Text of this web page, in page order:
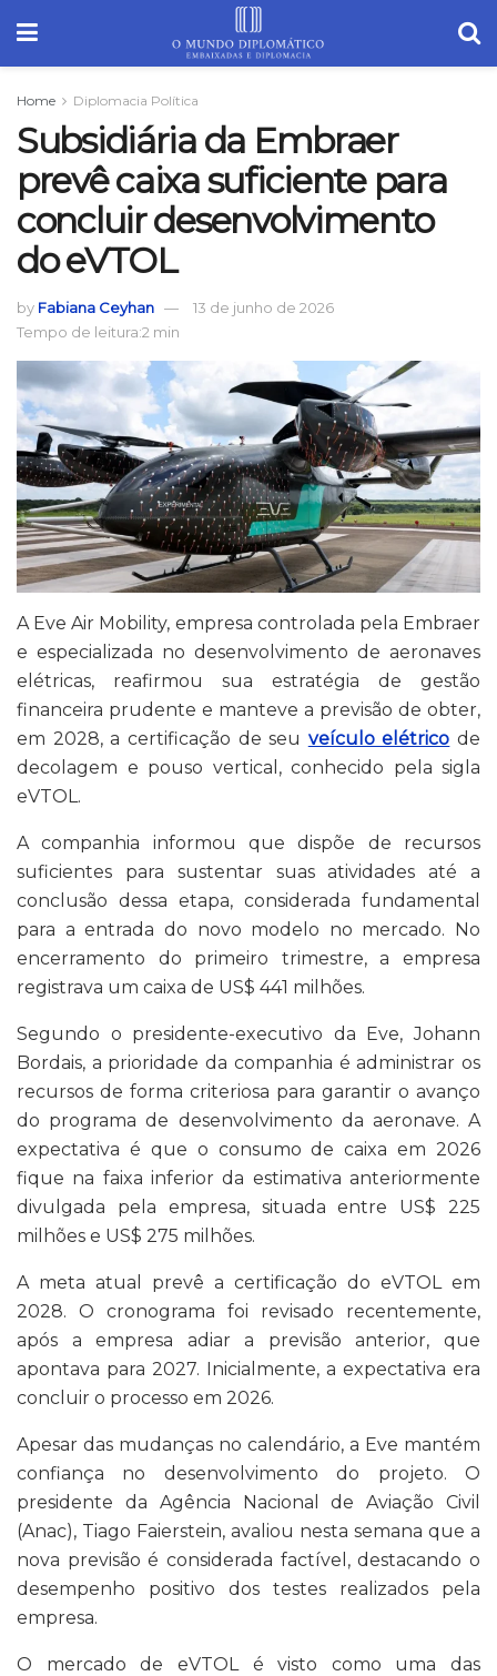
Home Diplomacia Política
Subsidiária da Embraer
prevê caixa suficiente para
concluir desenvolvimento
do eVTOL
by Fabiana Ceyhan
13 de junho de 2026
Tempo de leitura:2 min
A Eve Air Mobility, empresa controlada pela Embraer
e especializada no desenvolvimento de aeronaves
elétricas, reafirmou sua estratégia de gestão
financeira prudente e manteve a previsão de obter,
em 2028, a certificação de seu veículo elétrico de
decolagem e pouso vertical, conhecido pela sigla
eVTOL.
A companhia informou que dispõe de recursos
suficientes para sustentar suas atividades até a
conclusão dessa etapa, considerada fundamental
para a entrada do novo modelo no mercado. No
encerramento do primeiro trimestre, a empresa
registrava um caixa de US$ 441 milhões.
Segundo o presidente-executivo da Eve, Johann
Bordais, a prioridade da companhia é administrar os
recursos de forma criteriosa para garantir o avanço
do programa de desenvolvimento da aeronave. A
expectativa é que o consumo de caixa em 2026
fique na faixa inferior da estimativa anteriormente
divulgada pela empresa, situada entre US$ 225
milhões e US$ 275 milhões.
A meta atual prevê a certificação do eVTOL em
2028. O cronograma foi revisado recentemente,
após a empresa adiar a previsão anterior, que
apontava para 2027. Inicialmente, a expectativa era
concluir o processo em 2026.
Apesar das mudanças no calendário, a Eve mantém
confiança no desenvolvimento do projeto. O
presidente da Agência Nacional de Aviação Civil
(Anac), Tiago Faierstein, avaliou nesta semana que a
nova previsão é considerada factível, destacando o
desempenho positivo dos testes realizados pela
empresa.
O mercado de eVTOL é visto como uma das